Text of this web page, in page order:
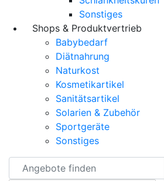
Sonstiges
Shops & Produktvertrieb
Babybedarf
Diätnahrung
Naturkost
Kosmetikartikel
Sanitätsartikel
Solarien & Zubehör
Sportgeräte
Sonstiges